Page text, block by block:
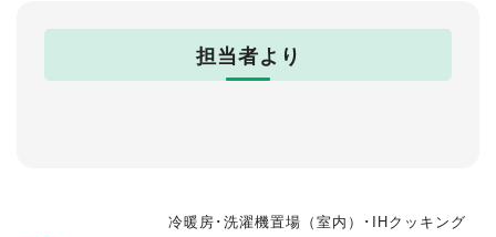
担当者より
冷暖房･洗濯機置場（室内）･IHクッキング